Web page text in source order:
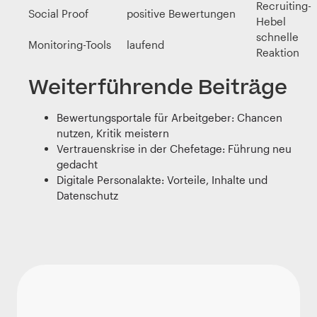
Social Proof positive Bewertungen
Recruiting-
Hebel
Monitoring-Tools
laufend
schnelle
Reaktion
Weiterführende Beiträge
Bewertungsportale für Arbeitgeber: Chancen
nutzen, Kritik meistern
Vertrauenskrise in der Chefetage: Führung neu
gedacht
Digitale Personalakte: Vorteile, Inhalte und
Datenschutz